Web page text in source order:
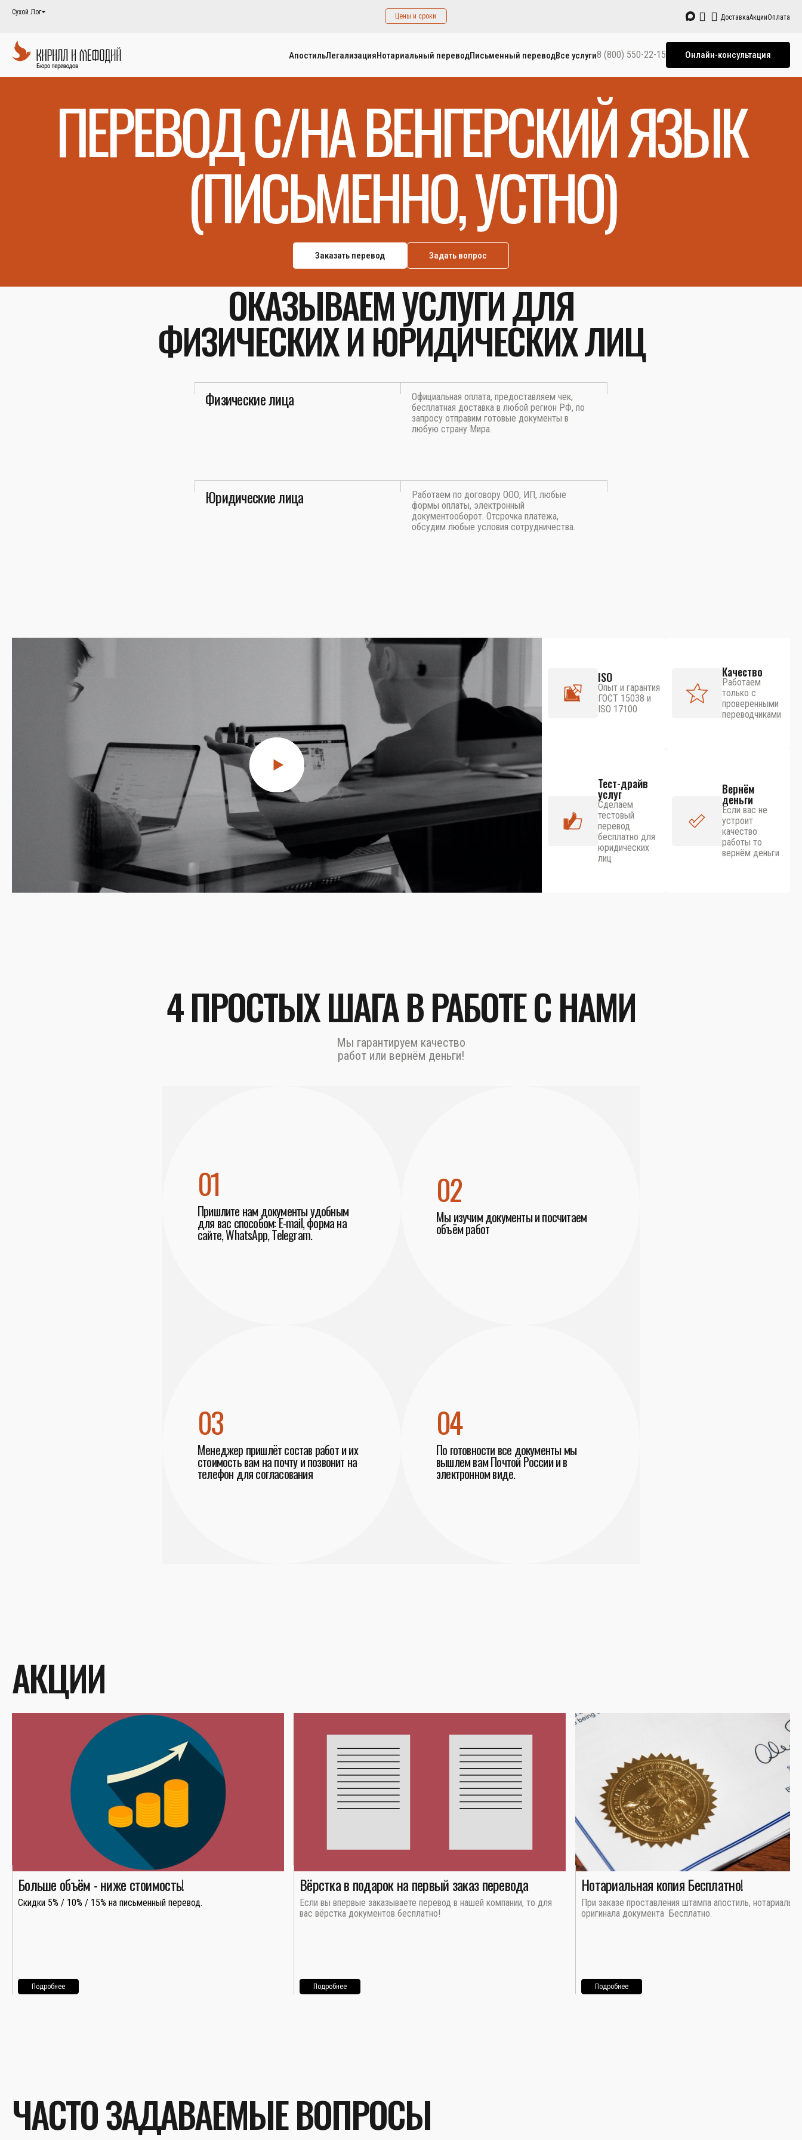
Сухой Лог Цены и сроки ДоставкаАкцииОплата
АпостильЛегализацияНотариальный переводПисьменный переводВсе услуги8 (800) 550-22-15 Онлайн-консультация
ПЕРЕВОД С/НА ВЕНГЕРСКИЙ ЯЗЫК
(ПИСЬМЕННО, УСТНО)
Заказать перевод Задать вопрос
ОКАЗЫВАЕМ УСЛУГИ ДЛЯ
ФИЗИЧЕСКИХ И ЮРИДИЧЕСКИХ ЛИЦ
Физические лица
Официальная оплата, предоставляем чек,
бесплатная доставка в любой регион РФ, по
запросу отправим готовые документы в
любую страну Мира.
Юридические лица
Работаем по договору ООО, ИП, любые
формы оплаты, электронный
документооборот. Отсрочка платежа,
обсудим любые условия сотрудничества.
ISO
Опыт и гарантия
ГОСТ 15038 и
ISO 17100
Качество
Работаем
только с
проверенными
переводчиками
Тест-драйв
услуг
Сделаем
тестовый
перевод
бесплатно для
юридических
лиц
Вернём
деньги
Если вас не
устроит
качество
работы то
вернём деньги
4 ПРОСТЫХ ШАГА В РАБОТЕ С НАМИ
Мы гарантируем качество
работ или вернём деньги!
01
Пришлите нам документы удобным
для вас способом: E-mail, форма на
сайте, WhatsApp, Telegram.
02
Мы изучим документы и посчитаем
объём работ
04
По готовности все документы мы
вышлем вам Почтой России и в
электронном виде.
03
Менеджер пришлёт состав работ и их
стоимость вам на почту и позвонит на
телефон для согласования
АКЦИИ
Больше объём - ниже стоимость!
Скидки 5% / 10% / 15% на письменный перевод.
Подробнее
Вёрстка в подарок на первый заказ перевода
Если вы впервые заказываете перевод в нашей компании, то для
вас вёрстка документов бесплатно!
Подробнее
Нотариальная копия Бесплатно!
При заказе проставления штампа апостиль,
оригинала документа Бесплатно.
Подробнее
ЧАСТО ЗАДАВАЕМЫЕ ВОПРОСЫ